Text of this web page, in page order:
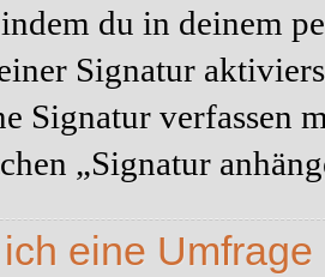
du in deinem
Signatur
Signatur verfassen
„Signatur
eine